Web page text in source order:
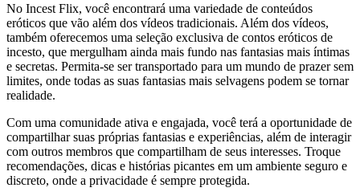
No Incest Flix, você encontrará uma variedade de conteúdos
eróticos que vão além dos vídeos tradicionais. Além dos vídeos,
também oferecemos uma seleção exclusiva de contos eróticos de
incesto, que mergulham ainda mais fundo nas fantasias mais íntimas
e secretas. Permita-se ser transportado para um mundo de prazer sem
limites, onde todas as suas fantasias mais selvagens podem se tornar
realidade.
Com uma comunidade ativa e engajada, você terá a oportunidade de
compartilhar suas próprias fantasias e experiências, além de interagir
com outros membros que compartilham de seus interesses. Troque
recomendações, dicas e histórias picantes em um ambiente seguro e
discreto, onde a privacidade é sempre protegida.